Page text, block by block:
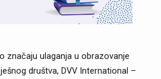
značaju ulaganja u obrazovanje
društva, DVV International –